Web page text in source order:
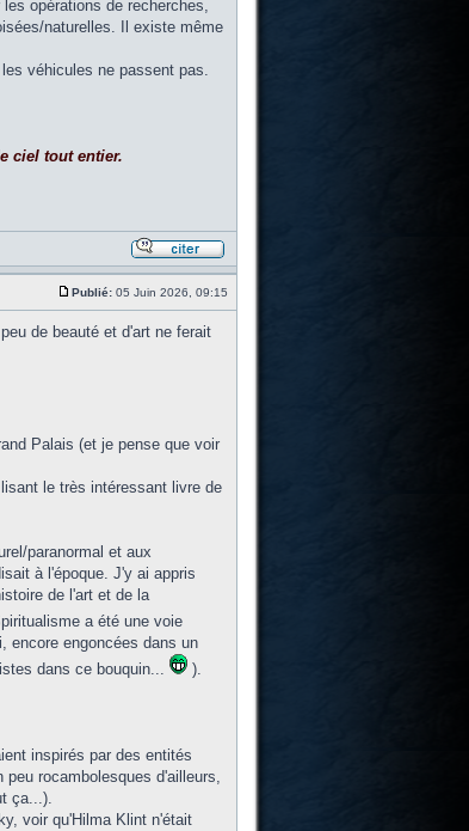
opérations de recherches,
naturelles. Il existe même
véhicules ne passent pas.
ciel tout entier.
Publié:05 Juin 2026, 09:15
de beauté et d'art ne ferait
Palais (et je pense que voir
le très intéressant livre de
paranormal et aux
à l'époque. J'y ai appris
de l'art et de la
a été une voie
encore engoncées dans un
dans ce bouquin...
).
inspirés par des entités
rocambolesques d'ailleurs,
ça...).
voir qu'Hilma Klint n'était